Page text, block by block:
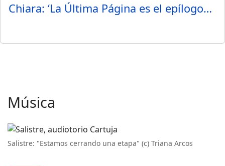
Chiara: ‘La Última Página es el epílogo…
Música
Salistre: "Estamos cerrando una etapa" (c) Triana Arcos